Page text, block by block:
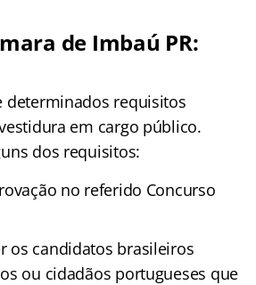
de Imbaú PR:
determinados requisitos
em cargo público.
dos requisitos:
no referido Concurso
os candidatos brasileiros
ou cidadãos portugueses que